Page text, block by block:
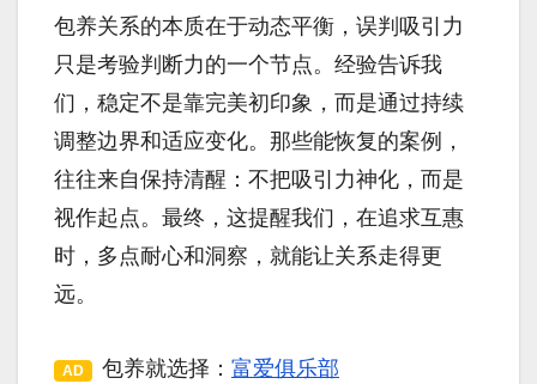
包养关系的本质在于动态平衡，误判吸引力
只是考验判断力的一个节点。经验告诉我
们，稳定不是靠完美初印象，而是通过持续
调整边界和适应变化。那些能恢复的案例，
往往来自保持清醒：不把吸引力神化，而是
视作起点。最终，这提醒我们，在追求互惠
时，多点耐心和洞察，就能让关系走得更
远。
AD 包养就选择： 富爱俱乐部